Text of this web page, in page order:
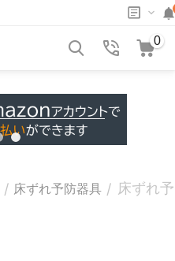
0
/ 床ずれ予防器具 / 床ずれ